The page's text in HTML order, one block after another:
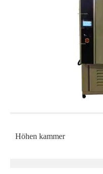
Höhen kammer